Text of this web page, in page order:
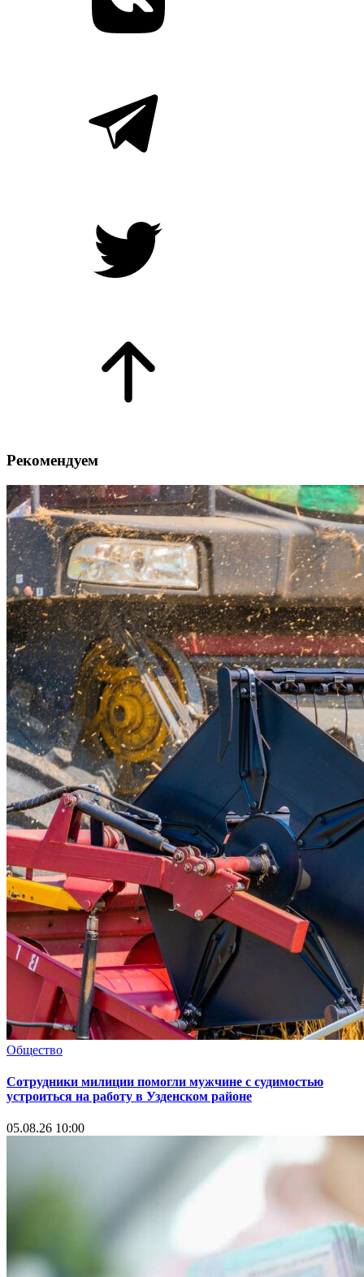
Рекомендуем
Общество
Сотрудники милиции помогли мужчине с судимостью
устроиться на работу в Узденском районе
05.08.26 10:00